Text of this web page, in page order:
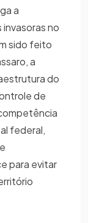
a
no
sido feito
a
do
de
federal,
para evitar